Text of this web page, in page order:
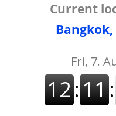
Current